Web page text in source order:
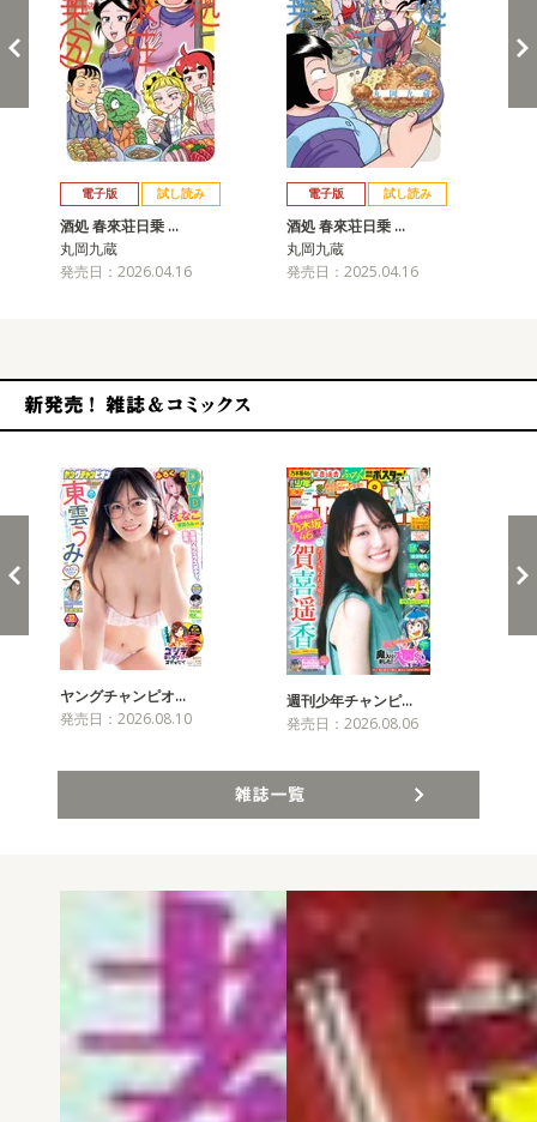
電子版 試し読み
酒処 春來荘日乗 …
丸岡九蔵
発売日：2026.04.16
電子版 試し読み
酒処 春來荘日乗 …
丸岡九蔵
発売日：2025.04.16
ヤングチャンピオ…
発売日：2026.08.10
週刊少年チャンピ…
発売日：2026.08.06